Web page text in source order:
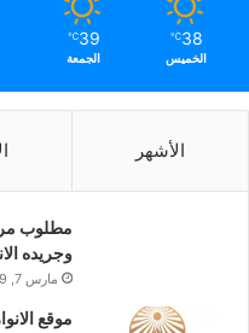
38
℃
الخميس
39
℃
الجمعة
الأشهر
مطلوب
وجريده
مارس 7, 2019
موقع